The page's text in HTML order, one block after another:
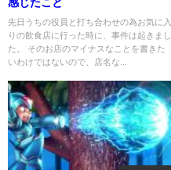
感じたこと
先日うちの役員と打ち合わせの為お気に入
りの飲食店に行った時に、事件は起きまし
た。 そのお店のマイナスなことを書きた
いわけではないので、店名な...